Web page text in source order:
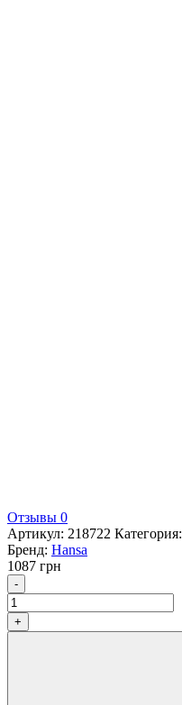
Отзывы 0
Артикул: 218722 Категория:
Бренд: Hansa
1087 грн
- Количество
+